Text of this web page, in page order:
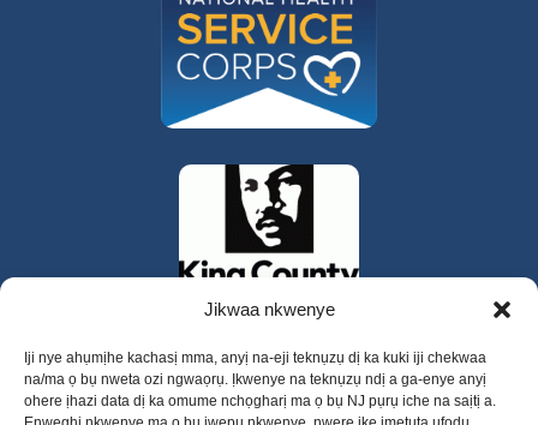
Jikwaa nkwenye
Iji nye ahụmịhe kachasị mma, anyị na-eji teknụzụ dị ka kuki iji chekwaa
na/ma ọ bụ nweta ozi ngwaọrụ. Ịkwenye na teknụzụ ndị a ga-enye anyị
ohere ịhazi data dị ka omume nchọgharị ma ọ bụ NJ pụrụ iche na saịtị a.